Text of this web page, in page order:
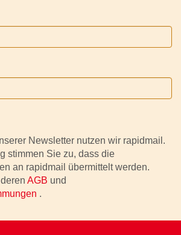
Newsletter nutzen wir rapidmail.
stimmen Sie zu, dass die
an rapidmail übermittelt werden.
AGB und
.